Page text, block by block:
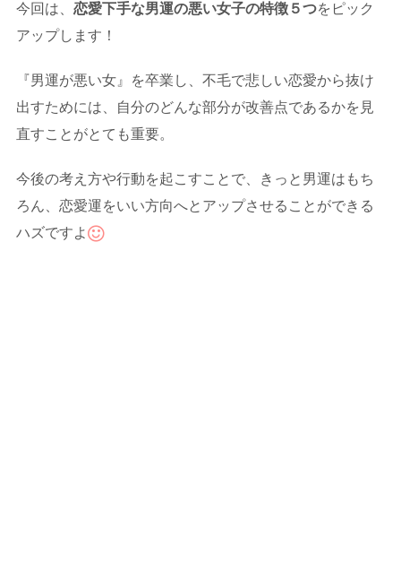
今回は、 恋愛下手な男運の悪い女子の特徴５つをピック
アップします！
『男運が悪い女』を卒業し、不毛で悲しい恋愛から抜け
出すためには、自分のどんな部分が改善点であるかを見
直すことがとても重要。
今後の考え方や行動を起こすことで、きっと男運はもち
ろん、恋愛運をいい方向へとアップさせることができる
ハズですよ